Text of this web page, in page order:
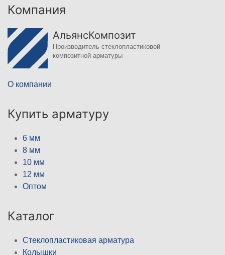
Компания
АльянсКомпозит
Производитель стеклопластиковой
композитной арматуры
О компании
Купить арматуру
6 мм
8 мм
10 мм
12 мм
Оптом
Каталог
Стеклопластиковая арматура
Колышки